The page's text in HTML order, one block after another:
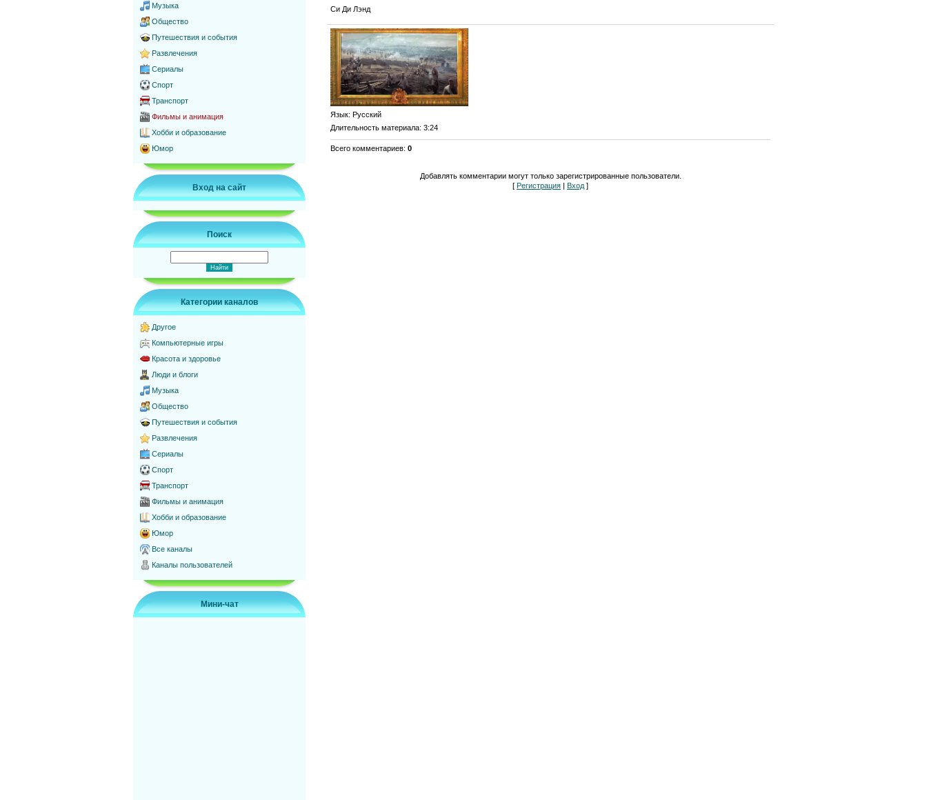
Музыка
Общество
Путешествия и события
Развлечения
Сериалы
Спорт
Транспорт
Фильмы и анимация
Хобби и образование
Юмор
Вход на сайт
Поиск
Категории каналов
Другое
Компьютерные игры
Красота и здоровье
Люди и блоги
Музыка
Общество
Путешествия и события
Развлечения
Сериалы
Спорт
Транспорт
Фильмы и анимация
Хобби и образование
Юмор
Все каналы
Каналы пользователей
Мини-чат
Си Ди Лэнд
Язык: Русский
Длительность материала: 3:24
Всего комментариев: 0
Добавлять комментарии могут только зарегистрированные пользователи.
[ Регистрация | Вход ]